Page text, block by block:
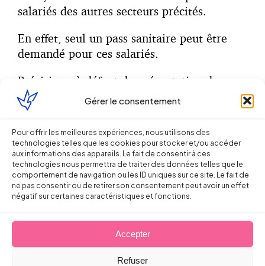
Gérer le consentement
Pour offrir les meilleures expériences, nous utilisons des
technologies telles que les cookies pour stocker et/ou accéder
aux informations des appareils. Le fait de consentir à ces
technologies nous permettra de traiter des données telles que le
comportement de navigation ou les ID uniques sur ce site. Le fait de
ne pas consentir ou de retirer son consentement peut avoir un effet
négatif sur certaines caractéristiques et fonctions.
Accepter
Refuser
salariés des autres secteurs précités.
En effet, seul un pass sanitaire peut être
demandé pour ces salariés.
Précision : à défaut de présentation de pass
sanitaire depuis du 30 août 2021, le contrat
pourra être suspendu par l’employeur.
Les premiers juges des référésse sont
prononcés sur cette suspension du contrat
de travail des personnels de santé.
Le 13 octobre 2021 leTribunal
administratif de Besançon
Tribunal Administratif de Versailles